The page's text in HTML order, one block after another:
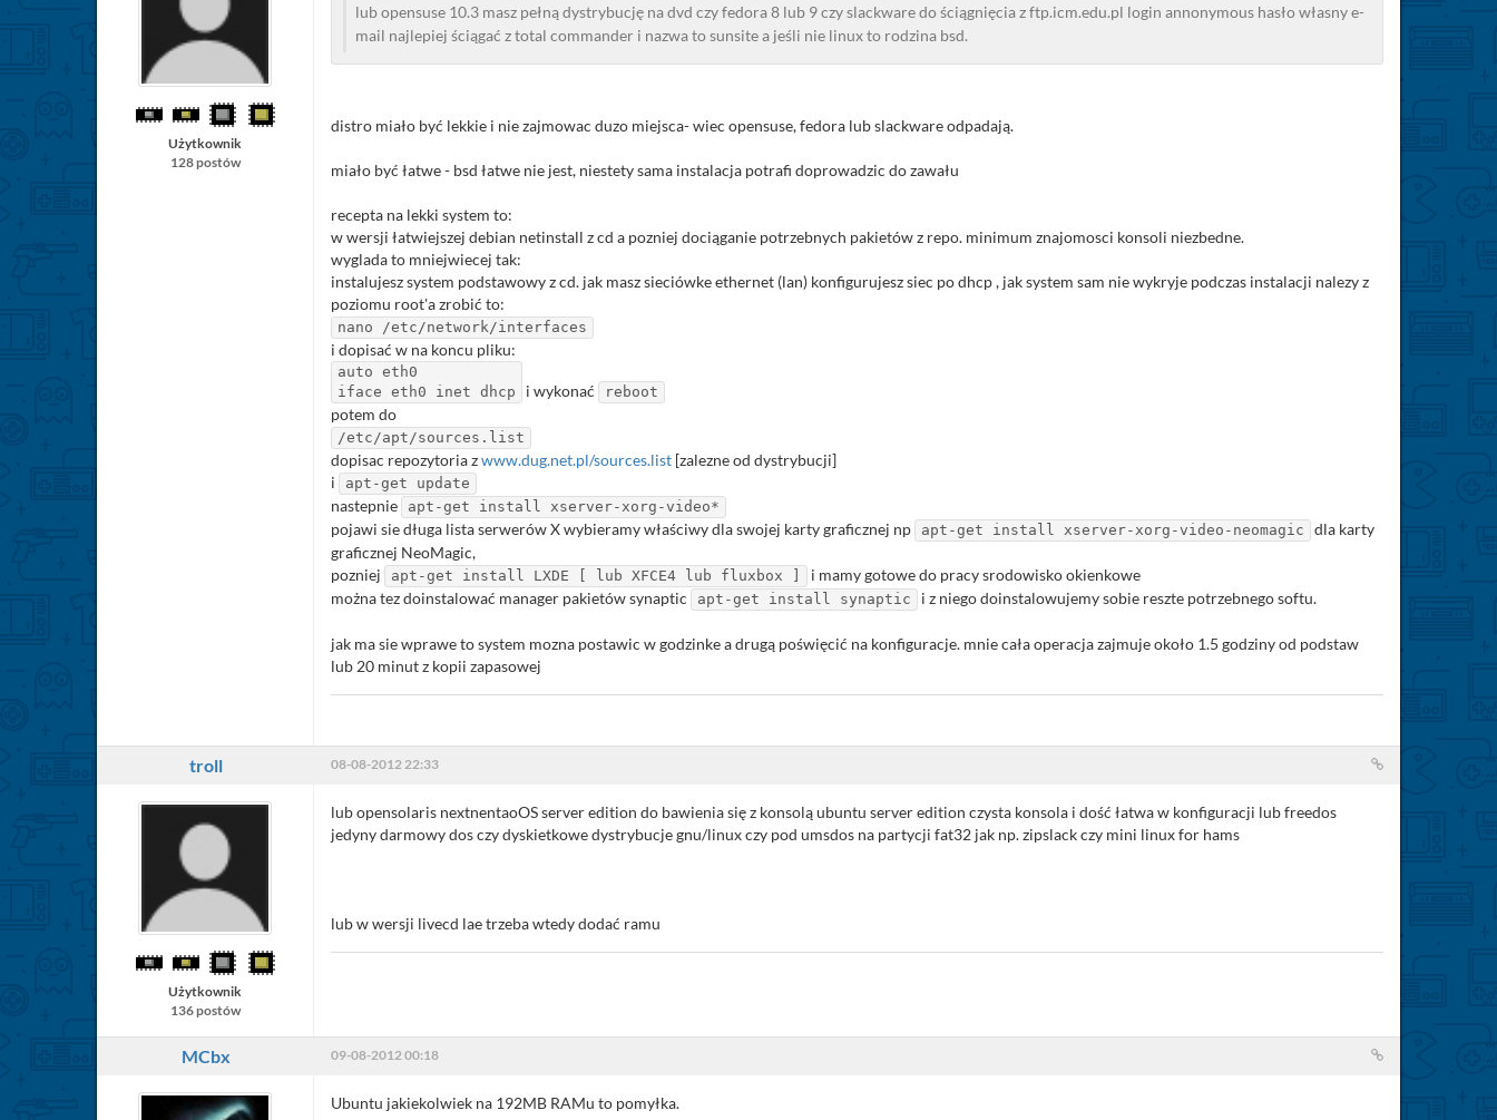
Użytkownik
128 postów
lub opensuse 10.3 masz pełną dystrybucję na dvd czy fedora 8 lub 9 czy slackware do ściągnięcia z ftp.icm.edu.pl login annonymous hasło własny e-
mail najlepiej ściągać z total commander i nazwa to sunsite a jeśli nie linux to rodzina bsd.
distro miało być lekkie i nie zajmowac duzo miejsca- wiec opensuse, fedora lub slackware odpadają.
miało być łatwe - bsd łatwe nie jest, niestety sama instalacja potrafi doprowadzic do zawału
recepta na lekki system to:
w wersji łatwiejszej debian netinstall z cd a pozniej dociąganie potrzebnych pakietów z repo. minimum znajomosci konsoli niezbedne.
wyglada to mniejwiecej tak:
instalujesz system podstawowy z cd. jak masz sieciówke ethernet (lan) konfigurujesz siec po dhcp , jak system sam nie wykryje podczas instalacji nalezy z
poziomu root'a zrobić to:
nano /etc/network/interfaces
i dopisać w na koncu pliku:
auto eth0
iface eth0 inet dhcp
i wykonać reboot
potem do
/etc/apt/sources.list
dopisac repozytoria zwww.dug.net.pl/sources.list [zalezne od dystrybucji]
i
apt-get update
nastepnie apt-get install xserver-xorg-video*
pojawi sie długa lista serwerów X wybieramy właściwy dla swojej karty graficznej np apt-get install xserver-xorg-video-neomagic
dla karty
graficznej NeoMagic,
pozniej
apt-get install LXDE [ lub XFCE4 lub fluxbox ]
i mamy gotowe do pracy srodowisko okienkowe
można tez doinstalować manager pakietów synaptic
apt-get install synaptic i z niego doinstalowujemy sobie reszte potrzebnego softu.
jak ma sie wprawe to system mozna postawic w godzinke a drugą poświęcić na konfiguracje. mnie cała operacja zajmuje około 1.5 godziny od podstaw
lub 20 minut z kopii zapasowej
troll 08-08-2012 22:33
Użytkownik
136 postów
lub opensolaris nextnentaoOS server edition do bawienia się z konsolą ubuntu server edition czysta konsola i dość łatwa w konfiguracji lub freedos
jedyny darmowy dos czy dyskietkowe dystrybucje gnu/linux czy pod umsdos na partycji fat32 jak np. zipslack czy mini linux for hams
lub w wersji livecd lae trzeba wtedy dodać ramu
MCbx 09-08-2012 00:18
Ubuntu jakiekolwiek na 192MB RAMu to pomyłka.